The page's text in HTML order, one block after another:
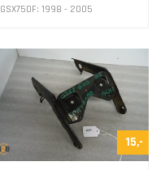
GSX750F: 1998 - 2005
15,-